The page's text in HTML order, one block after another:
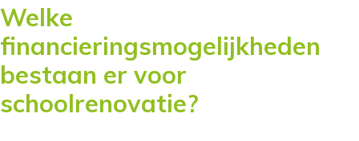
Welke
financieringsmogelijkheden
bestaan er voor
schoolrenovatie?